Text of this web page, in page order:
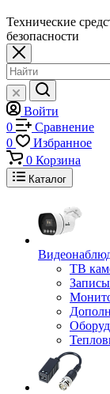
Технические
безопасности
Войти
0
Сравнение
0
Избранное
0 Корзина
Каталог
ТВ